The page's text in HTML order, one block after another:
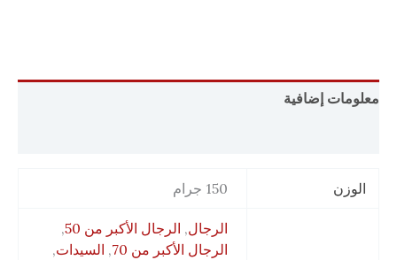
معلومات إضافية
الوزن 150 جرام
الرجال,الرجال الأكبر من 50
,
الرجال الأكبر من 70
,السيدات,